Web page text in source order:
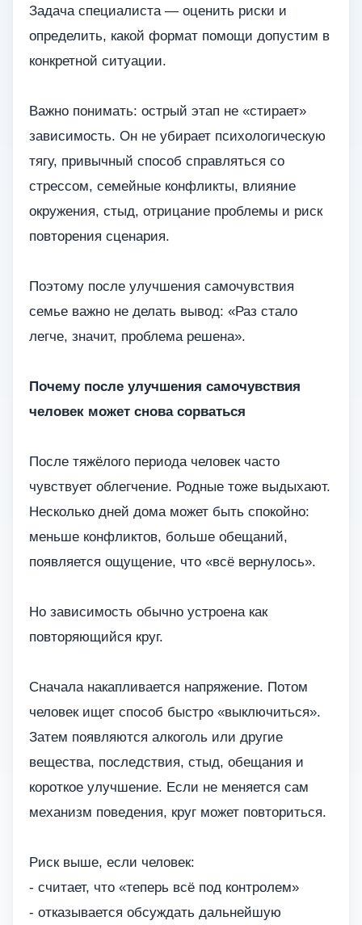
Задача специалиста — оценить риски и
определить, какой формат помощи допустим в
конкретной ситуации.
Важно понимать: острый этап не «стирает»
зависимость. Он не убирает психологическую
тягу, привычный способ справляться со
стрессом, семейные конфликты, влияние
окружения, стыд, отрицание проблемы и риск
повторения сценария.
Поэтому после улучшения самочувствия
семье важно не делать вывод: «Раз стало
легче, значит, проблема решена».
Почему после улучшения самочувствия
человек может снова сорваться
После тяжёлого периода человек часто
чувствует облегчение. Родные тоже выдыхают.
Несколько дней дома может быть спокойно:
меньше конфликтов, больше обещаний,
появляется ощущение, что «всё вернулось».
Но зависимость обычно устроена как
повторяющийся круг.
Сначала накапливается напряжение. Потом
человек ищет способ быстро «выключиться».
Затем появляются алкоголь или другие
вещества, последствия, стыд, обещания и
короткое улучшение. Если не меняется сам
механизм поведения, круг может повториться.
Риск выше, если человек:
- считает, что «теперь всё под контролем»
- отказывается обсуждать дальнейшую